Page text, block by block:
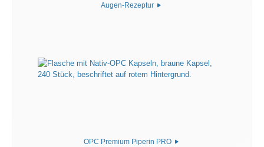
Augen-Rezeptur
OPC Premium Piperin PRO